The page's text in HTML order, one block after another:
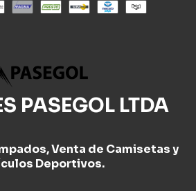
PASEGOL LTDA
Venta de Camisetas y
Deportivos.